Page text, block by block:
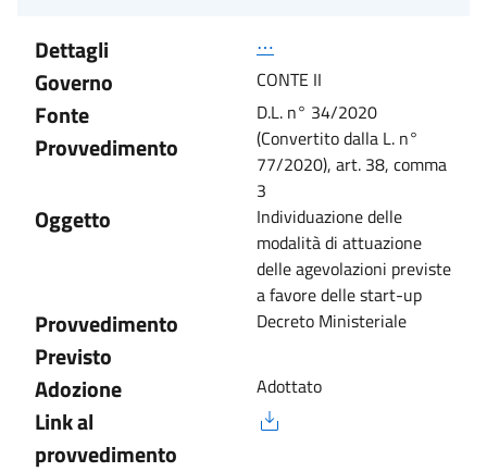
Dettagli
⋯
Governo CONTE II
Fonte
Provvedimento
D.L. n° 34/2020
(Convertito dalla L. n°
77/2020), art. 38, comma
3
Oggetto
Individuazione delle
modalità di attuazione
delle agevolazioni previste
a favore delle start-up
Provvedimento
Previsto
Decreto Ministeriale
Adozione Adottato
Link al
provvedimento